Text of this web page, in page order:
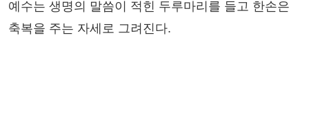
예수는 생명의 말씀이 적힌 두루마리를 들고 한손은
축복을 주는 자세로 그려진다.